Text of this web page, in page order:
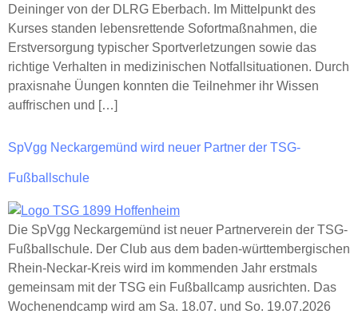
Deininger von der DLRG Eberbach. Im Mittelpunkt des
Kurses standen lebensrettende Sofortmaßnahmen, die
Erstversorgung typischer Sportverletzungen sowie das
richtige Verhalten in medizinischen Notfallsituationen. Durch
praxisnahe Üungen konnten die Teilnehmer ihr Wissen
auffrischen und […]
SpVgg Neckargemünd wird neuer Partner der TSG-
Fußballschule
Die SpVgg Neckargemünd ist neuer Partnerverein der TSG-
Fußballschule. Der Club aus dem baden-württembergischen
Rhein-Neckar-Kreis wird im kommenden Jahr erstmals
gemeinsam mit der TSG ein Fußballcamp ausrichten. Das
Wochenendcamp wird am Sa. 18.07. und So. 19.07.2026